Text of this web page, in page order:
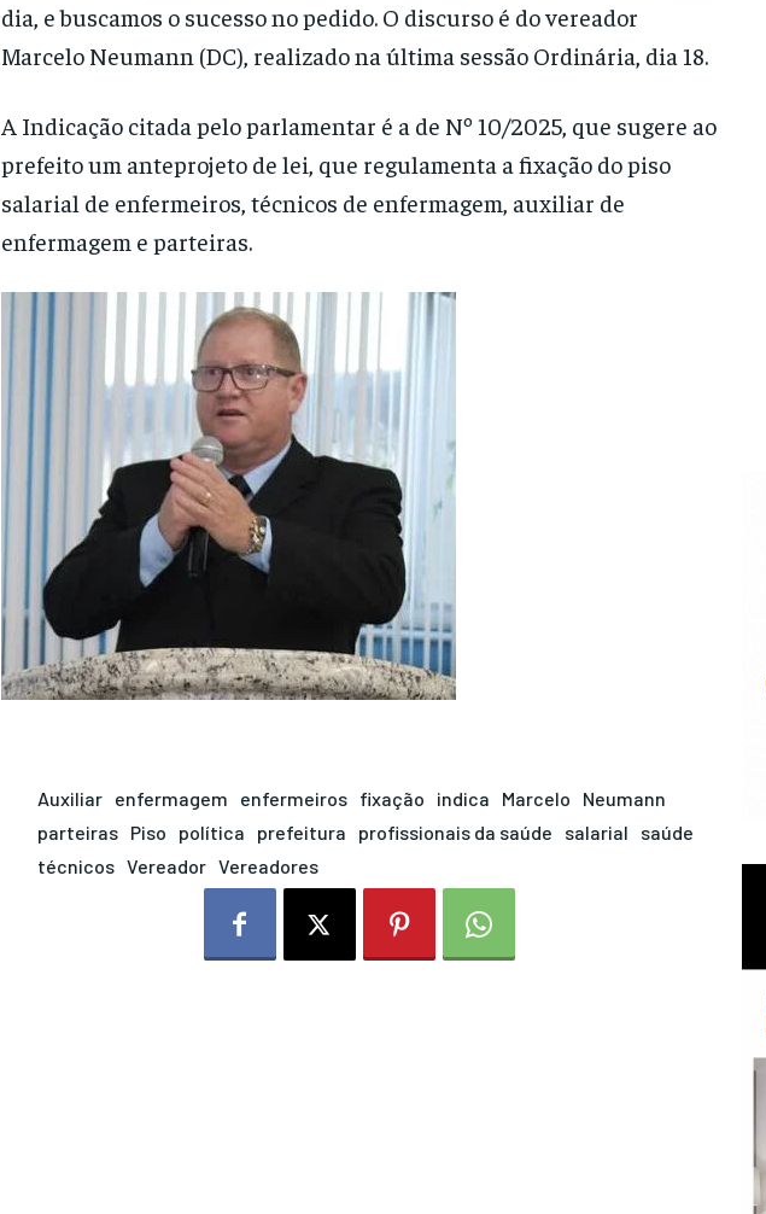
dia, e buscamos o sucesso no pedido. O discurso é do vereador
Marcelo Neumann (DC), realizado na última sessão Ordinária, dia 18.
A Indicação citada pelo parlamentar é a de Nº 10/2025, que sugere ao
prefeito um anteprojeto de lei, que regulamenta a fixação do piso
salarial de enfermeiros, técnicos de enfermagem, auxiliar de
enfermagem e parteiras.
Auxiliar enfermagem enfermeiros fixação indica Marcelo
Neumann
parteiras Piso política prefeitura profissionais da saúde salarial
saúde
técnicos Vereador Vereadores